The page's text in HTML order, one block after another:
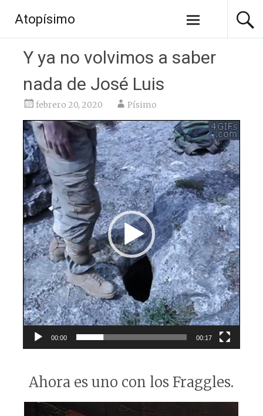
contenido
Atopísimo
Y ya no volvimos a saber
nada de José Luis
febrero 20, 2020 Písimo
Reproductor
de
vídeo
00:00 00:17
Ahora es uno con los Fraggles.